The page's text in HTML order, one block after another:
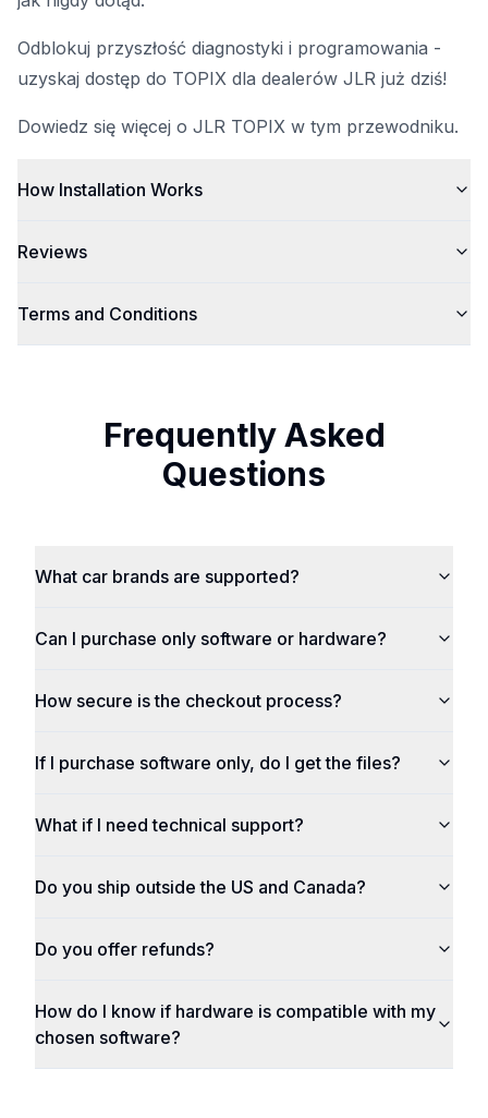
Odblokuj przyszłość diagnostyki i programowania -
uzyskaj dostęp do TOPIX dla dealerów JLR już dziś!
Dowiedz się więcej o JLR TOPIX w tym przewodniku.
How Installation Works
Reviews
Terms and Conditions
Frequently Asked
Questions
What car brands are supported?
Can I purchase only software or hardware?
How secure is the checkout process?
If I purchase software only, do I get the files?
What if I need technical support?
Do you ship outside the US and Canada?
Do you offer refunds?
How do I know if hardware is compatible with my
chosen software?